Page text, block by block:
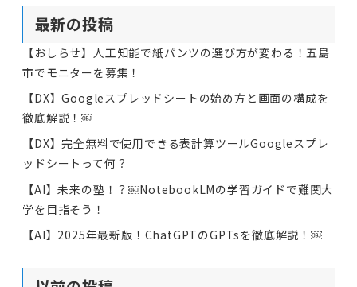
最新の投稿
【おしらせ】人工知能で紙パンツの選び方が変わる！五島
市でモニターを募集！
【DX】Googleスプレッドシートの始め方と画面の構成を
徹底解説！￼
【DX】完全無料で使用できる表計算ツールGoogleスプレ
ッドシートって何？
【AI】未来の塾！？￼NotebookLMの学習ガイドで難関大
学を目指そう！
【AI】2025年最新版！ChatGPTのGPTsを徹底解説！￼